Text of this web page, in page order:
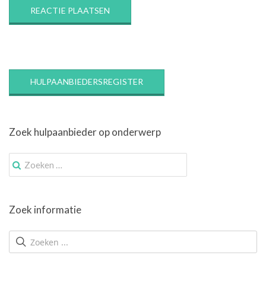
HULPAANBIEDERSREGISTER
Zoek hulpaanbieder op onderwerp
Zoek
naar:
Zoek informatie